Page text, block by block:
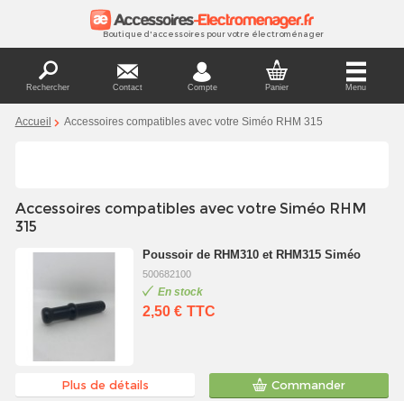
Boutique d'accessoires pour votre électroménager
Rechercher Contact Compte Panier Menu
Accueil Accessoires compatibles avec votre Siméo RHM 315
Accessoires compatibles avec votre Siméo RHM
315
Poussoir de RHM310 et RHM315 Siméo
500682100
En stock
2,50 € TTC
Plus de détails Commander